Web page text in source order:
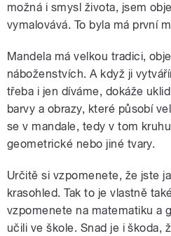
možná i smysl života, jsem
vymalovává. To byla má první
Mandela má velkou tradici,
náboženstvích. A když ji
třeba i jen díváme, dokáže
barvy a obrazy, které působí
se v mandale, tedy v tom
geometrické nebo jiné tvary.
Určitě si vzpomenete, že jste
krasohled. Tak to je vlastně
vzpomenete na matematiku a
učili ve škole. Snad je i škoda,